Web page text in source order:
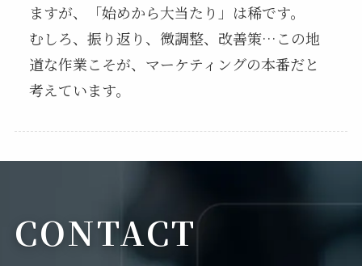
ますが、「始めから大当たり」は稀です。
むしろ、振り返り、微調整、改善策…この地
道な作業こそが、マーケティングの本番だと
考えています。
CONTACT